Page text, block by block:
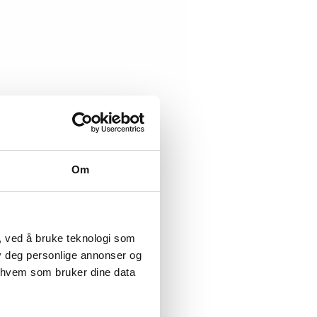
Om
å bruke teknologi som
personlige annonser og
som bruker dine data